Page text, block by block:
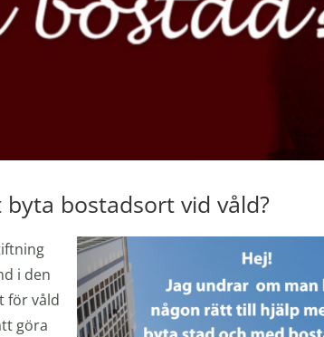
bostadsort vid våld?
i den
för våld
göra